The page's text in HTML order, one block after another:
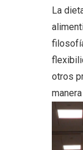
La
otros